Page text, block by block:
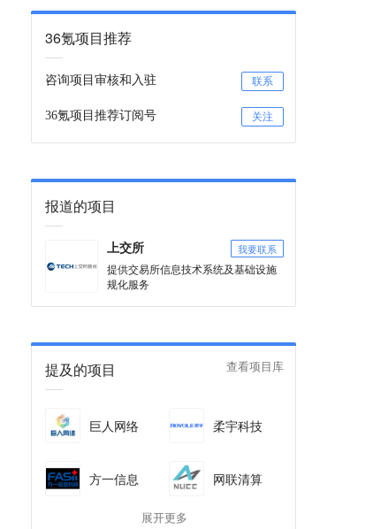
36氪项目推荐
咨询项目审核和入驻 联系
36氪项目推荐订阅号 关注
报道的项目
上交所 我要联系
提供交易所信息技术系统及基础设施
规化服务
提及的项目 查看项目库
巨人网络 柔宇科技
方一信息 网联清算
展开更多